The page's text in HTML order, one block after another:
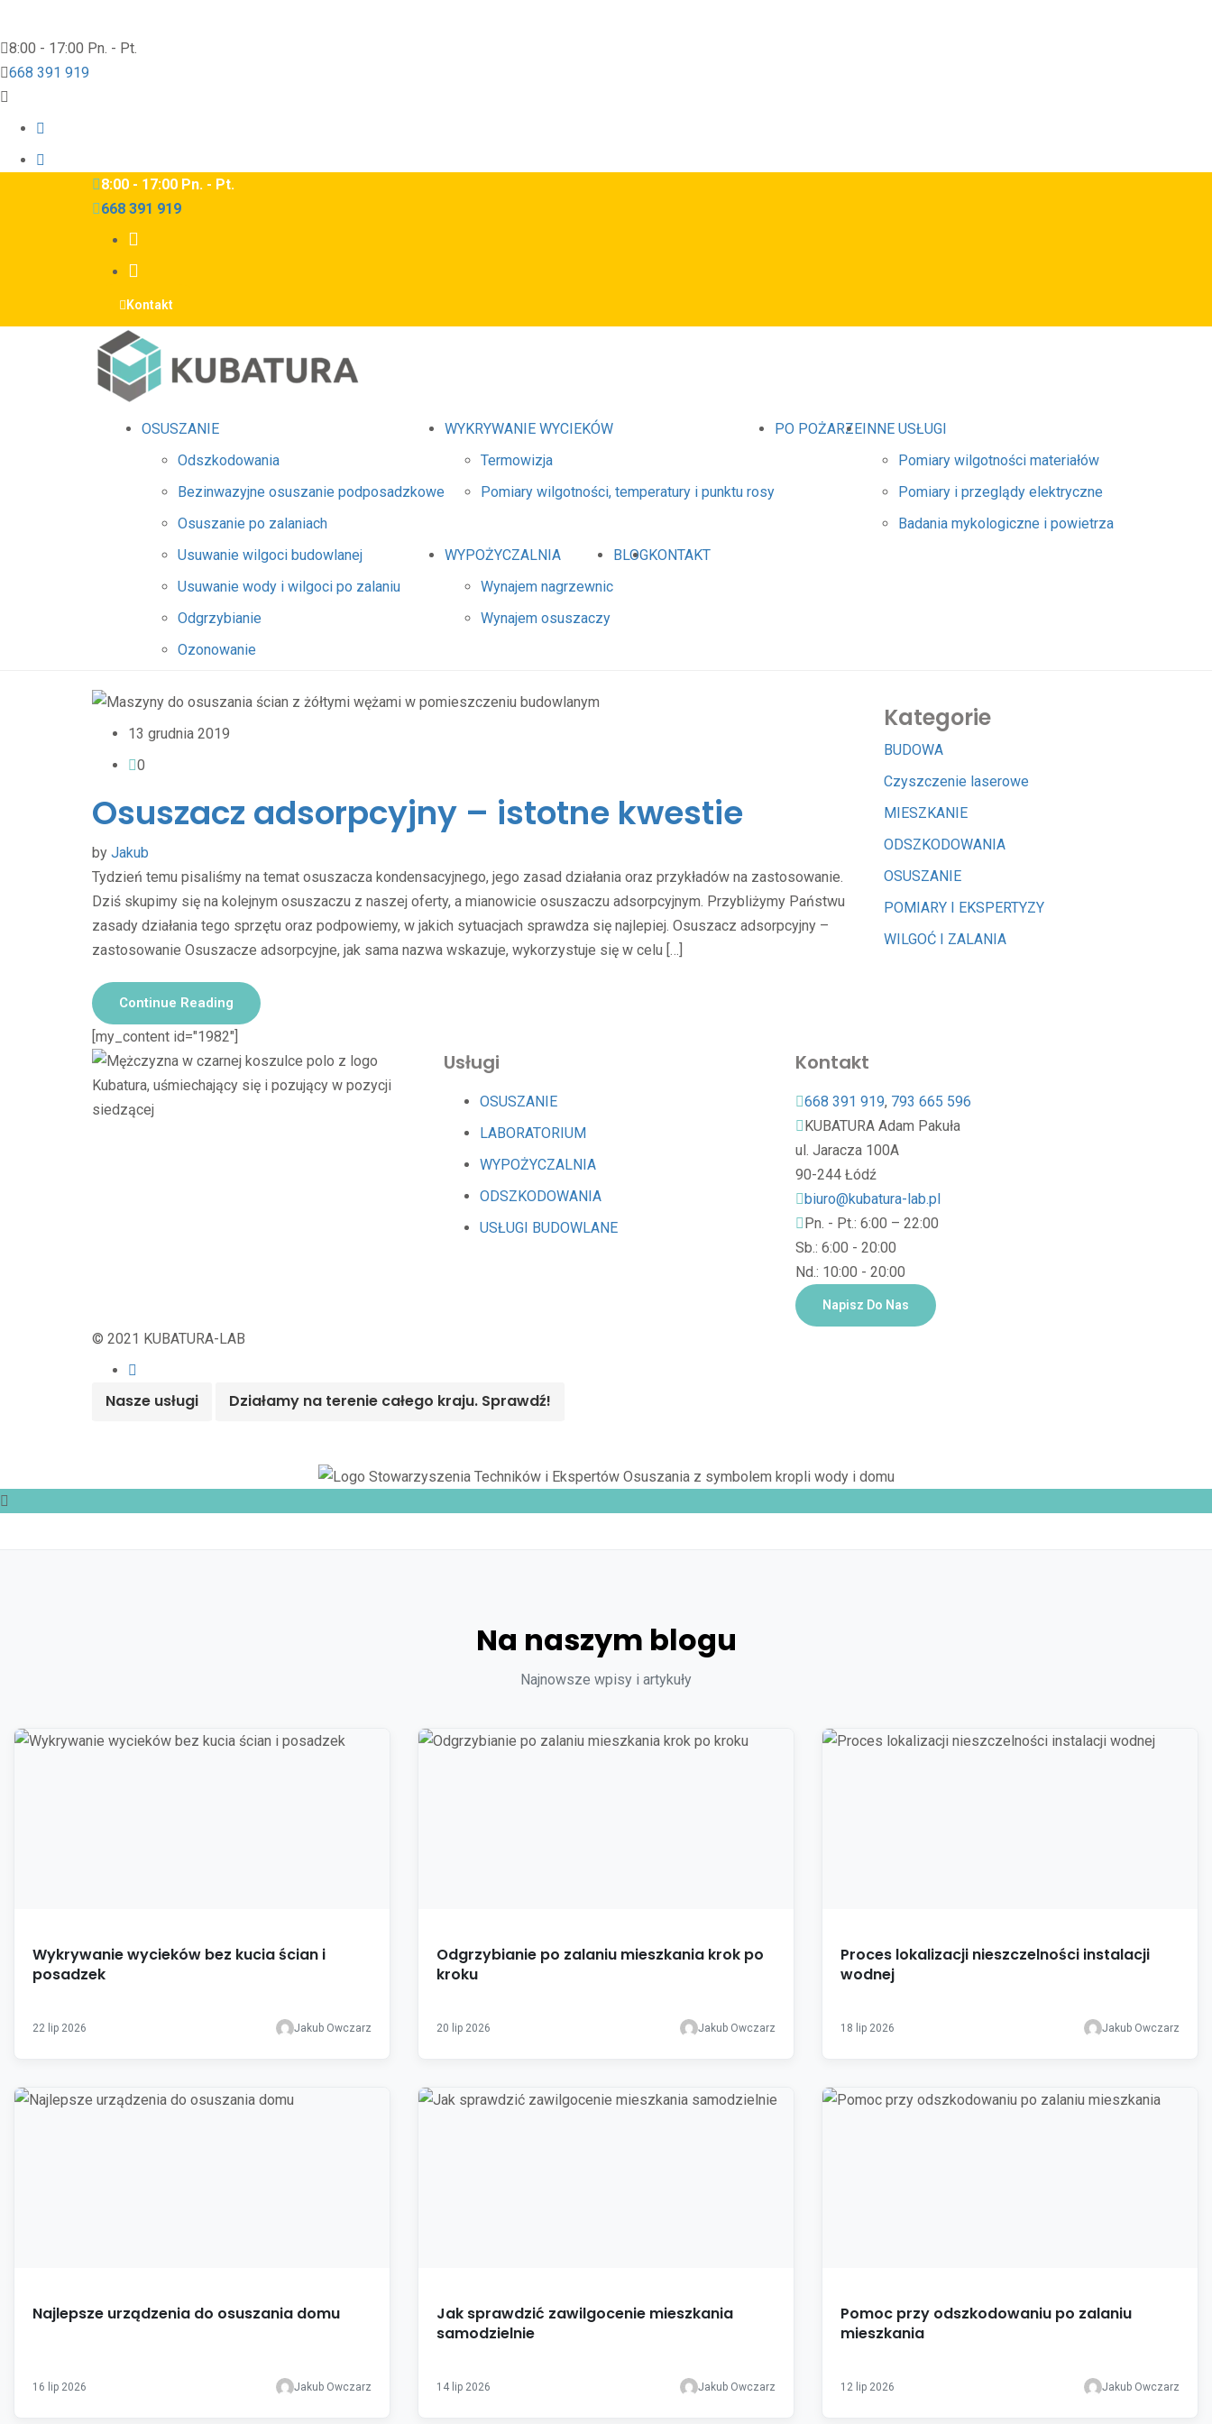
8:00 - 17:00 Pn. - Pt.
668 391 919
8:00 - 17:00 Pn. - Pt.
668 391 919
Kontakt
OSUSZANIE
Odszkodowania
Bezinwazyjne osuszanie podposadzkowe
Osuszanie po zalaniach
Usuwanie wilgoci budowlanej
Usuwanie wody i wilgoci po zalaniu
Odgrzybianie
Ozonowanie
WYKRYWANIE WYCIEKÓW
Termowizja
Pomiary wilgotności, temperatury i punktu rosy
PO POŻARZEINNE USŁUGI
Pomiary wilgotności materiałów
Pomiary i przeglądy elektryczne
Badania mykologiczne i powietrza
WYPOŻYCZALNIA
Wynajem nagrzewnic
Wynajem osuszaczy
BLOGKONTAKT
13 grudnia 2019
0
Osuszacz adsorpcyjny – istotne kwestie
by Jakub
Tydzień temu pisaliśmy na temat osuszacza kondensacyjnego, jego zasad działania oraz przykładów na zastosowanie.
Dziś skupimy się na kolejnym osuszaczu z naszej oferty, a mianowicie osuszaczu adsorpcyjnym. Przybliżymy Państwu
zasady działania tego sprzętu oraz podpowiemy, w jakich sytuacjach sprawdza się najlepiej. Osuszacz adsorpcyjny –
zastosowanie Osuszacze adsorpcyjne, jak sama nazwa wskazuje, wykorzystuje się w celu […]
Continue Reading
Kategorie
BUDOWA
Czyszczenie laserowe
MIESZKANIE
ODSZKODOWANIA
OSUSZANIE
POMIARY I EKSPERTYZY
WILGOĆ I ZALANIA
[my_content id="1982"]
Usługi
OSUSZANIE
LABORATORIUM
WYPOŻYCZALNIA
ODSZKODOWANIA
USŁUGI BUDOWLANE
Kontakt
668 391 919, 793 665 596
KUBATURA Adam Pakuła
ul. Jaracza 100A
90-244 Łódź
biuro@kubatura-lab.pl
Pn. - Pt.: 6:00 – 22:00
Sb.: 6:00 - 20:00
Nd.: 10:00 - 20:00
Napisz Do Nas
© 2021 KUBATURA-LAB
Nasze usługi Działamy na terenie całego kraju. Sprawdź!
Na naszym blogu
Najnowsze wpisy i artykuły
Wykrywanie wycieków bez kucia ścian i
posadzek
22 lip 2026 Jakub Owczarz
Odgrzybianie po zalaniu mieszkania krok po
kroku
20 lip 2026 Jakub Owczarz
Proces lokalizacji nieszczelności instalacji
wodnej
18 lip 2026 Jakub Owczarz
Najlepsze urządzenia do osuszania domu
16 lip 2026 Jakub Owczarz
Jak sprawdzić zawilgocenie mieszkania
samodzielnie
14 lip 2026 Jakub Owczarz
Pomoc przy odszkodowaniu po zalaniu
mieszkania
12 lip 2026 Jakub Owczarz